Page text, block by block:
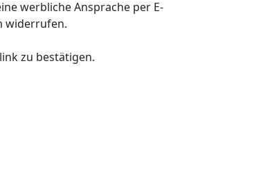
werbliche Ansprache per E-
widerrufen.
zu bestätigen.